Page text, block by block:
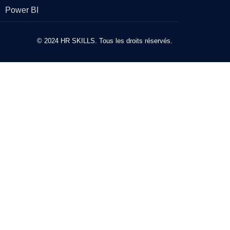
Power BI
© 2024 HR SKILLS. Tous les droits réservés.